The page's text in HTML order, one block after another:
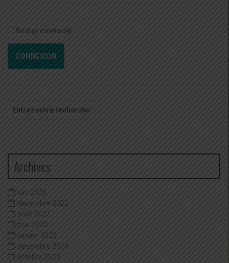
Rester connecté
CONNEXION
pour
Archives
juin 2026
décembre 2022
août 2022
mai 2022
janvier 2022
décembre 2020
octobre 2020